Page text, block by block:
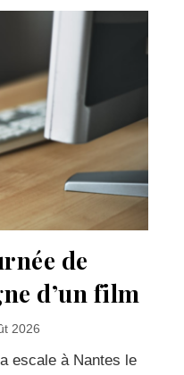
de
d’un film
2026
escale à Nantes le